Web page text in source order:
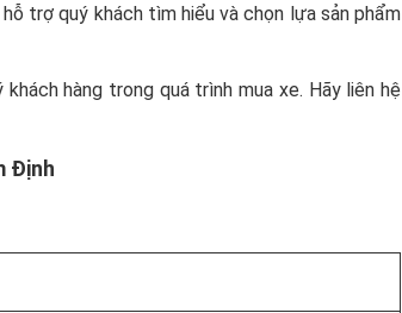
trợ quý khách tìm hiểu và chọn lựa sản phẩm
hàng trong quá trình mua xe. Hãy liên hệ
Định